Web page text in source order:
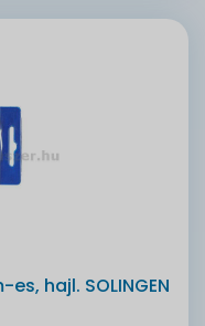
hajl. SOLINGEN